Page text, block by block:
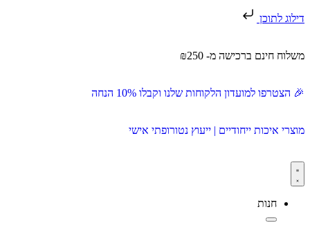
דילוג לתוכן
משלוח חינם ברכישה מ- ₪250
🎉 הצטרפו למועדון הלקוחות שלנו וקבלו 10% הנחה
מוצרי איכות ייחודיים | ייעוץ נטורופתי אישי
חנות